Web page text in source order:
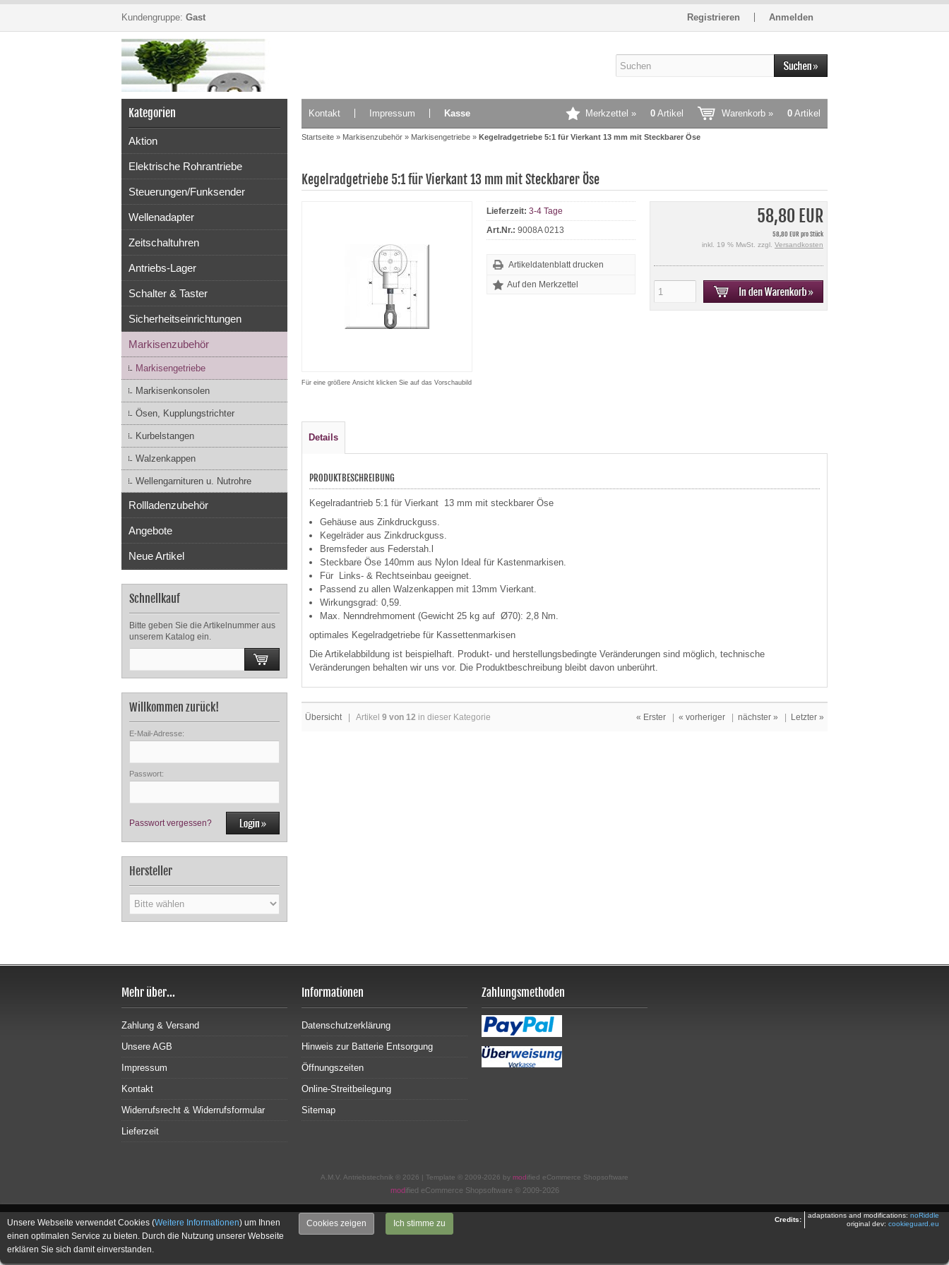
Credits:
adaptations and modifications: noRiddle
original dev: cookieguard.eu
Unsere Webseite verwendet Cookies (Weitere Informationen) um Ihnen
einen optimalen Service zu bieten. Durch die Nutzung unserer Webseite
erklären Sie sich damit einverstanden.
Cookies zeigen Ich stimme zu
Kundengruppe: Gast Registrieren Anmelden
Kategorien
Aktion
Elektrische Rohrantriebe
Steuerungen/Funksender
Wellenadapter
Zeitschaltuhren
Antriebs-Lager
Schalter & Taster
Sicherheitseinrichtungen
Markisenzubehör
Markisengetriebe
Markisenkonsolen
Ösen, Kupplungstrichter
Kurbelstangen
Walzenkappen
Wellengarnituren u. Nutrohre
Rollladenzubehör
Angebote
Neue Artikel
Schnellkauf
Bitte geben Sie die Artikelnummer aus
unserem Katalog ein.
Willkommen zurück!
E-Mail-Adresse:
Passwort:
Passwort vergessen?
Hersteller
Kontakt Impressum Kasse Warenkorb » 0 Artikel
Merkzettel » 0 Artikel
Startseite » Markisenzubehör » Markisengetriebe » Kegelradgetriebe 5:1 für Vierkant 13 mm mit Steckbarer Öse
Kegelradgetriebe 5:1 für Vierkant 13 mm mit Steckbarer Öse
Für eine größere Ansicht klicken Sie auf das Vorschaubild
Lieferzeit: 3-4 Tage
Art.Nr.: 9008A 0213
Artikeldatenblatt drucken
58,80 EUR
58,80 EUR pro Stück
inkl. 19 % MwSt. zzgl. Versandkosten
Details
PRODUKTBESCHREIBUNG
Kegelradantrieb 5:1 für Vierkant 13 mm mit steckbarer Öse
Gehäuse aus Zinkdruckguss.
Kegelräder aus Zinkdruckguss.
Bremsfeder aus Federstah.l
Steckbare Öse 140mm aus Nylon Ideal für Kastenmarkisen.
Für Links- & Rechtseinbau geeignet.
Passend zu allen Walzenkappen mit 13mm Vierkant.
Wirkungsgrad: 0,59.
Max. Nenndrehmoment (Gewicht 25 kg auf Ø70): 2,8 Nm.
optimales Kegelradgetriebe für Kassettenmarkisen
Die Artikelabbildung ist beispielhaft. Produkt- und herstellungsbedingte Veränderungen sind möglich, technische
Veränderungen behalten wir uns vor. Die Produktbeschreibung bleibt davon unberührt.
Übersicht| Artikel 9 von 12 in dieser Kategorie « Erster « vorheriger nächster » Letzter »
Mehr über...
Zahlung & Versand
Unsere AGB
Impressum
Kontakt
Widerrufsrecht & Widerrufsformular
Lieferzeit
Informationen
Datenschutzerklärung
Hinweis zur Batterie Entsorgung
Öffnungszeiten
Online-Streitbeilegung
Sitemap
Zahlungsmethoden
A.M.V. Antriebstechnik © 2026 | Template © 2009-2026 by mod ified eCommerce Shopsoftware
modified eCommerce Shopsoftware © 2009-2026